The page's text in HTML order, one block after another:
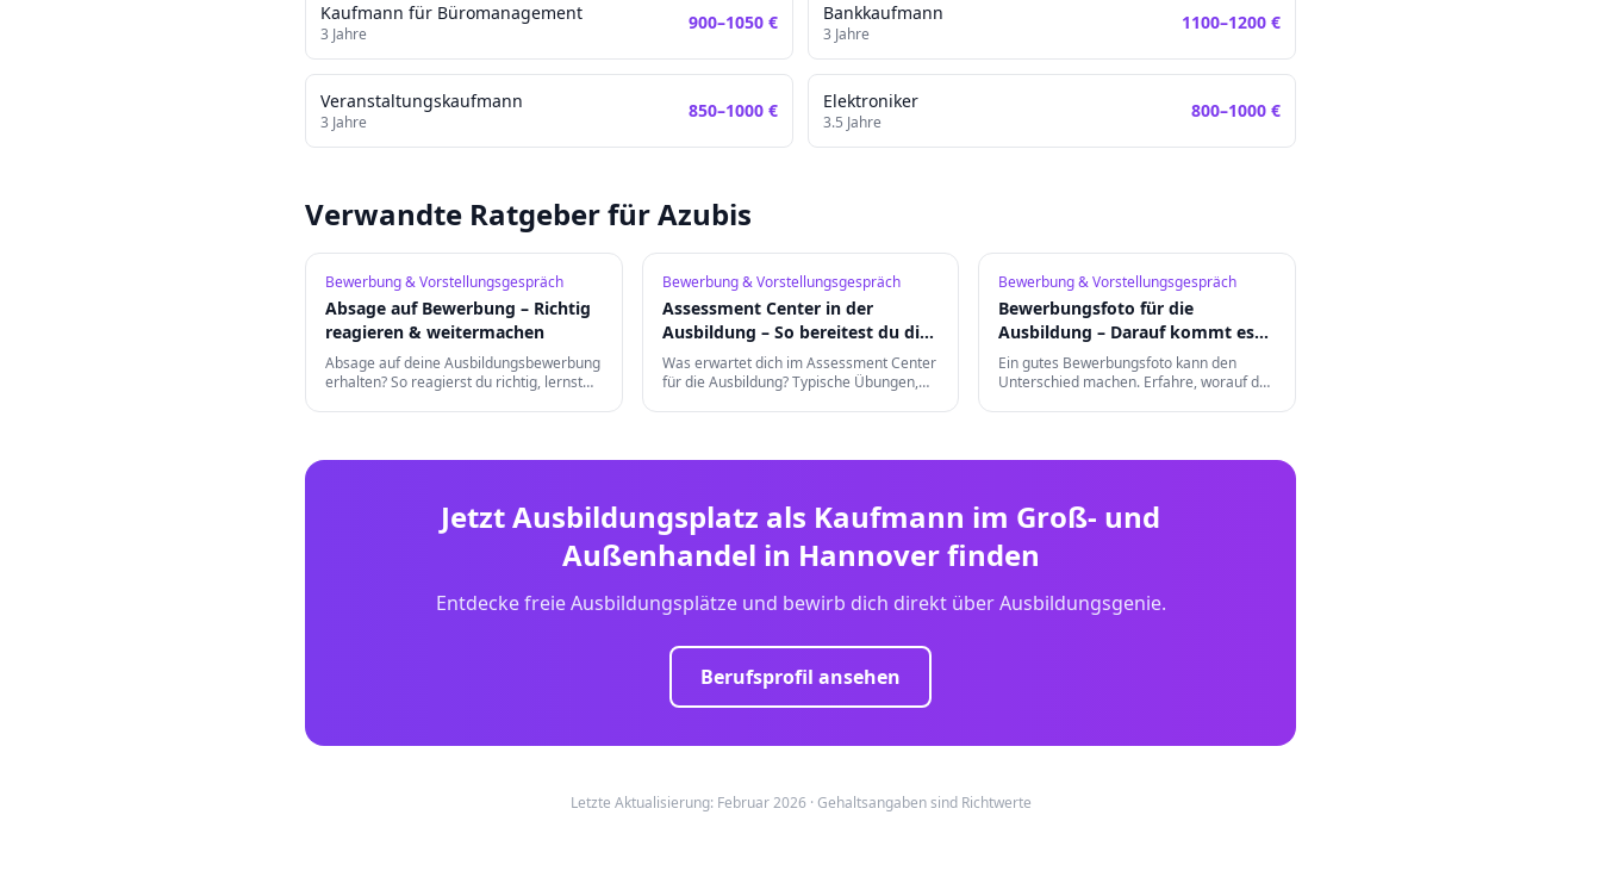
Kaufmann für Büromanagement
3 Jahre
900–1050 € Bankkaufmann
3 Jahre
1100–1200 €
Veranstaltungskaufmann
3 Jahre
850–1000 € Elektroniker
3.5 Jahre
800–1000 €
Verwandte Ratgeber für Azubis
Bewerbung & Vorstellungsgespräch
Absage auf Bewerbung – Richtig
reagieren & weitermachen
Absage auf deine Ausbildungsbewerbung
erhalten? So reagierst du richtig, lernst
Bewerbung & Vorstellungsgespräch
Assessment Center in der
Ausbildung – So bereitest du dich
vor
Was erwartet dich im Assessment Center
für die Ausbildung? Typische Übungen,
Bewerbung & Vorstellungsgespräch
Bewerbungsfoto für die
Ausbildung – Darauf kommt es
an
Ein gutes Bewerbungsfoto kann den
Unterschied machen. Erfahre, worauf du
Jetzt Ausbildungsplatz als Kaufmann im Groß- und
Außenhandel in Hannoverfinden
Entdecke freie Ausbildungsplätze und bewirb dich direkt über Ausbildungsgenie.
Berufsprofil ansehen
Letzte Aktualisierung: Februar 2026 · Gehaltsangaben sind Richtwerte